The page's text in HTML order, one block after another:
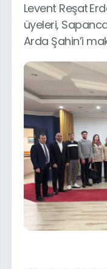
Levent Reşat
üyeleri,
Arda Şahin’i